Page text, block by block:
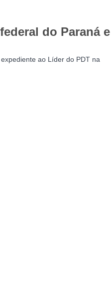
do Paraná e
ao Líder do PDT na